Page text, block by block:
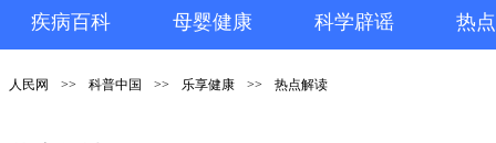
疾病百科 母婴健康 科学辟谣 热
人民网 >> 科普中国 >> 乐享健康 >> 热点解读